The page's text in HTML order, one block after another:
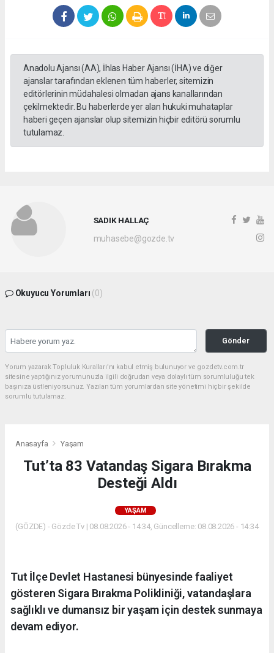
Anadolu Ajansı (AA), İhlas Haber Ajansı (İHA) ve diğer
ajanslar tarafından eklenen tüm haberler, sitemizin
editörlerinin müdahalesi olmadan ajans kanallarından
çekilmektedir. Bu haberlerde yer alan hukuki muhataplar
haberi geçen ajanslar olup sitemizin hiçbir editörü sorumlu
tutulamaz.
SADIK HALLAÇ
muhasebe@gozde.tv
Okuyucu Yorumları (0)
Gönder
Yorum yazarak Topluluk Kuralları’nı kabul etmiş bulunuyor ve gozdetv.com.tr
sitesine yaptığınız yorumunuzla ilgili doğrudan veya dolaylı tüm sorumluluğu tek
başınıza üstleniyorsunuz. Yazılan tüm yorumlardan site yönetimi hiçbir şekilde
sorumlu tutulamaz.
Anasayfa Yaşam
Tut’ta 83 Vatandaş Sigara Bırakma
Desteği Aldı
YAŞAM
(GÖZDE) - Gözde Tv | 08.08.2026 - 14:34, Güncelleme: 08.08.2026 - 14:34
Tut İlçe Devlet Hastanesi bünyesinde faaliyet
gösteren Sigara Bırakma Polikliniği, vatandaşlara
sağlıklı ve dumansız bir yaşam için destek sunmaya
devam ediyor.